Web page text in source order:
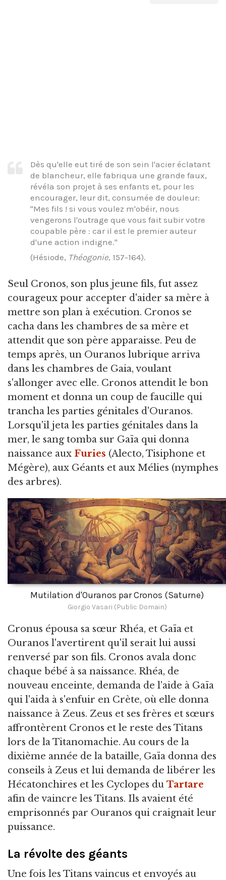
Dès qu'elle eut tiré de son sein l'acier éclatant
de blancheur, elle fabriqua une grande faux,
révéla son projet à ses enfants et, pour les
encourager, leur dit, consumée de douleur:
"Mes fils ! si vous voulez m'obéir, nous
vengerons l'outrage que vous fait subir votre
coupable père : car il est le premier auteur
d'une action indigne."
(Hésiode, Théogonie, 157-164).
Seul Cronos, son plus jeune fils, fut assez
courageux pour accepter d'aider sa mère à
mettre son plan à exécution. Cronos se
cacha dans les chambres de sa mère et
attendit que son père apparaisse. Peu de
temps après, un Ouranos lubrique arriva
dans les chambres de Gaia, voulant
s'allonger avec elle. Cronos attendit le bon
moment et donna un coup de faucille qui
trancha les parties génitales d'Ouranos.
Lorsqu'il jeta les parties génitales dans la
mer, le sang tomba sur Gaïa qui donna
naissance aux Furies (Alecto, Tisiphone et
Mégère), aux Géants et aux Mélies (nymphes
des arbres).
Mutilation d'Ouranos par Cronos (Saturne)
Giorgio Vasari (Public Domain)
Cronus épousa sa sœur Rhéa, et Gaïa et
Ouranos l'avertirent qu'il serait lui aussi
renversé par son fils. Cronos avala donc
chaque bébé à sa naissance. Rhéa, de
nouveau enceinte, demanda de l'aide à Gaïa
qui l'aida à s'enfuir en Crète, où elle donna
naissance à Zeus. Zeus et ses frères et sœurs
affrontèrent Cronos et le reste des Titans
lors de la Titanomachie. Au cours de la
dixième année de la bataille, Gaïa donna des
conseils à Zeus et lui demanda de libérer les
Hécatonchires et les Cyclopes du Tartare
afin de vaincre les Titans. Ils avaient été
emprisonnés par Ouranos qui craignait leur
puissance.
La révolte des géants
Une fois les Titans vaincus et envoyés au